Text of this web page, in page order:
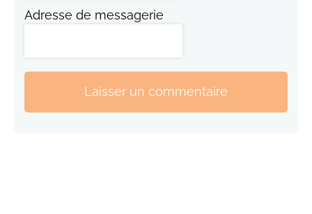
Adresse de messagerie
Laisser un commentaire